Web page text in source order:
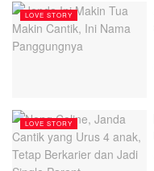
LOVE STORY
LOVE STORY